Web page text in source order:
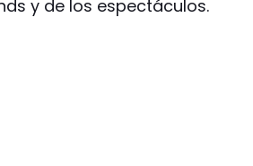
y de los espectáculos.